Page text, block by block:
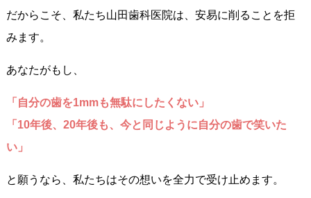
だからこそ、私たち山田歯科医院は、安易に削ることを拒
みます。
あなたがもし、
「自分の歯を1mmも無駄にしたくない」
「10年後、20年後も、今と同じように自分の歯で笑いた
い」
と願うなら、私たちはその想いを全力で受け止めます。